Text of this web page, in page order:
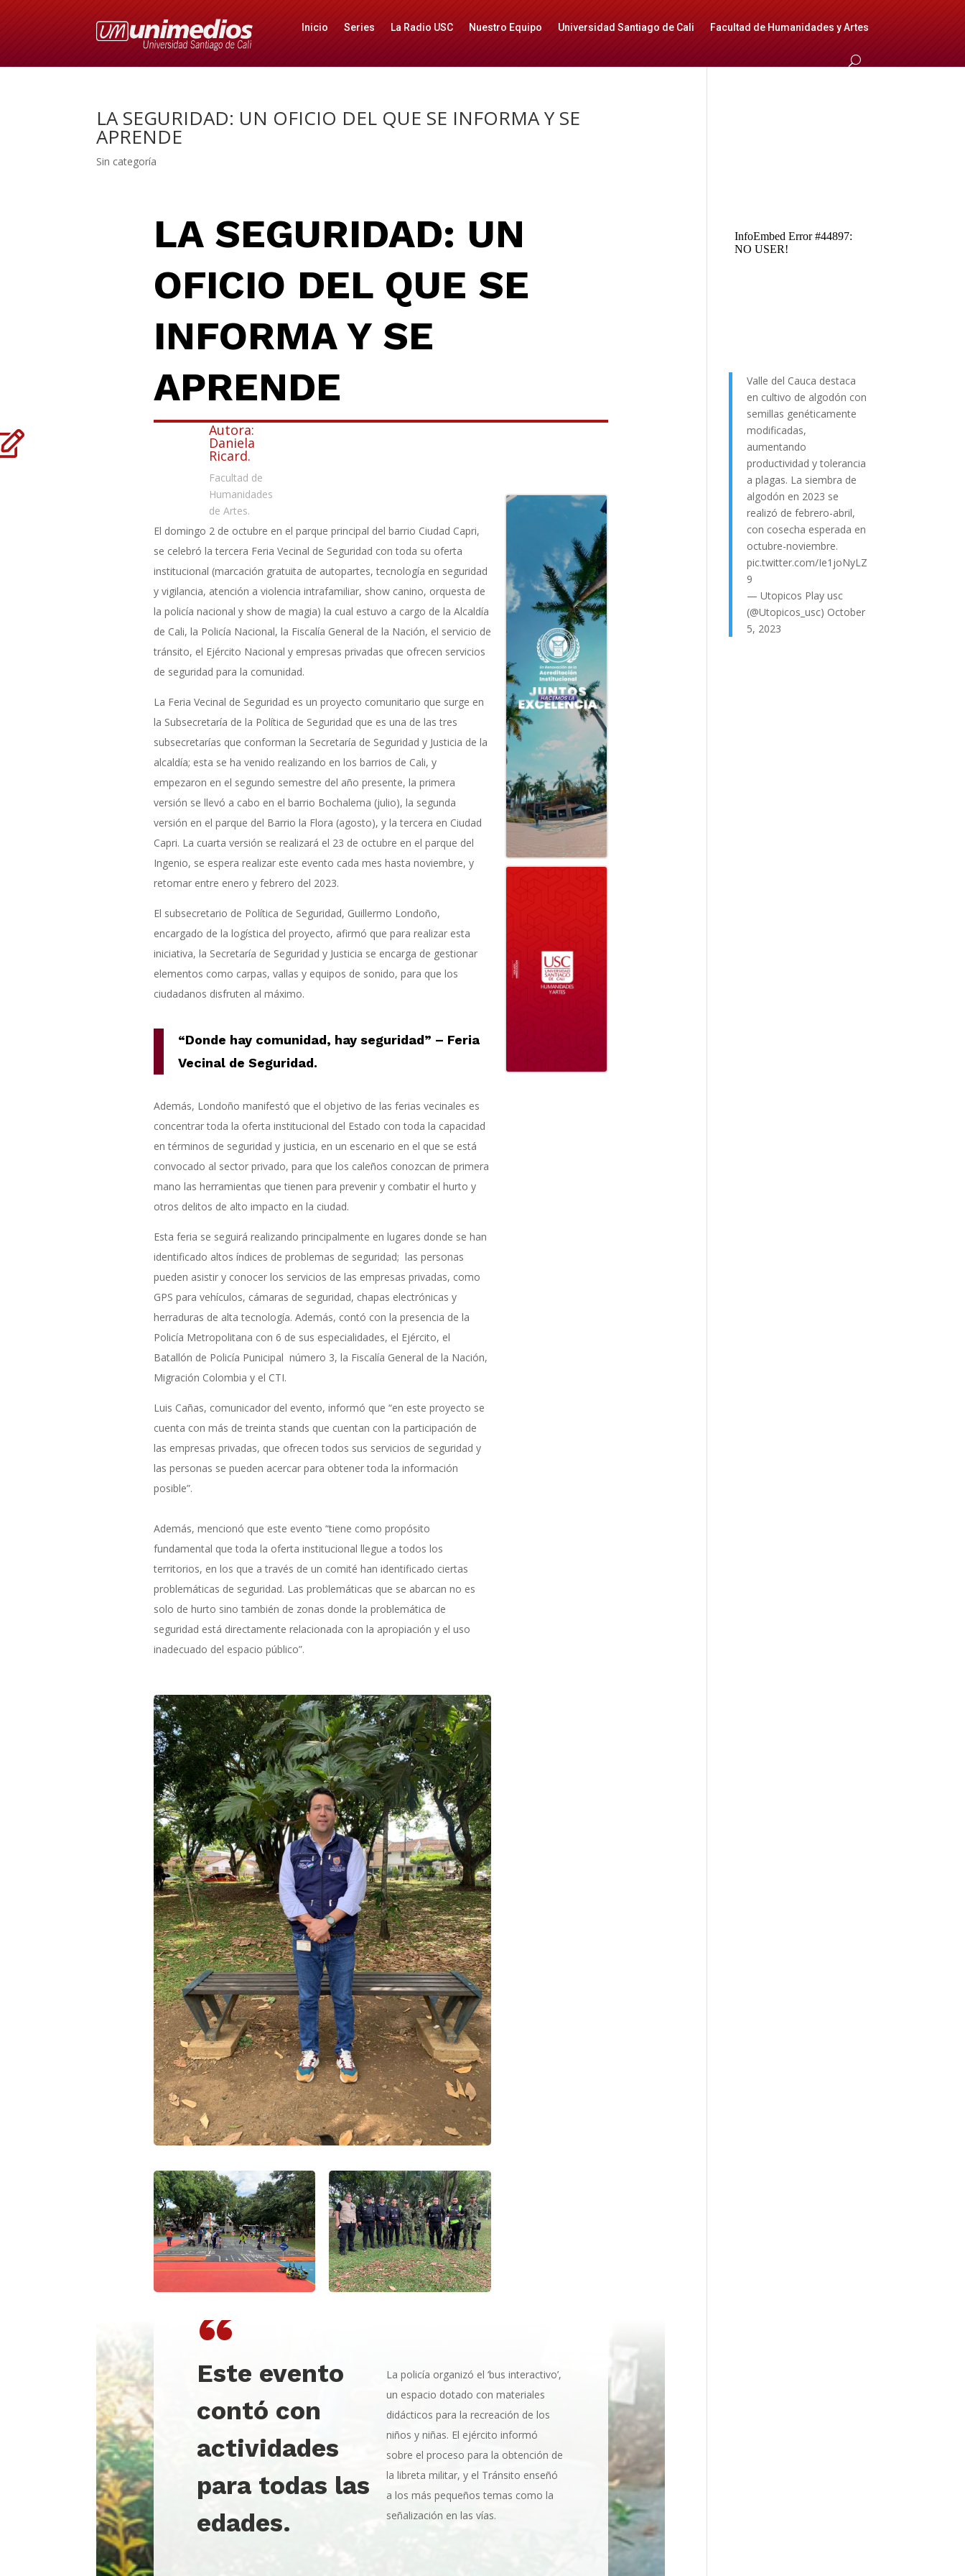
Inicio Series La Radio USC Nuestro Equipo Universidad Santiago de Cali Facultad de Humanidades y Artes
LA SEGURIDAD: UN OFICIO DEL QUE SE INFORMA Y SE
APRENDE
Sin categoría
LA SEGURIDAD: UN
OFICIO DEL QUE SE
INFORMA Y SE
APRENDE
Autora:
Daniela
Ricard.
Facultad de
Humanidades
de Artes.
El domingo 2 de octubre en el parque principal del barrio Ciudad Capri,
se celebró la tercera Feria Vecinal de Seguridad con toda su oferta
institucional (marcación gratuita de autopartes, tecnología en seguridad
y vigilancia, atención a violencia intrafamiliar, show canino, orquesta de
la policía nacional y show de magia) la cual estuvo a cargo de la Alcaldía
de Cali, la Policía Nacional, la Fiscalía General de la Nación, el servicio de
tránsito, el Ejército Nacional y empresas privadas que ofrecen servicios
de seguridad para la comunidad.
La Feria Vecinal de Seguridad es un proyecto comunitario que surge en
la Subsecretaría de la Política de Seguridad que es una de las tres
subsecretarías que conforman la Secretaría de Seguridad y Justicia de la
alcaldía; esta se ha venido realizando en los barrios de Cali, y
empezaron en el segundo semestre del año presente, la primera
versión se llevó a cabo en el barrio Bochalema (julio), la segunda
versión en el parque del Barrio la Flora (agosto), y la tercera en Ciudad
Capri. La cuarta versión se realizará el 23 de octubre en el parque del
Ingenio, se espera realizar este evento cada mes hasta noviembre, y
retomar entre enero y febrero del 2023.
El subsecretario de Política de Seguridad, Guillermo Londoño,
encargado de la logística del proyecto, afirmó que para realizar esta
iniciativa, la Secretaría de Seguridad y Justicia se encarga de gestionar
elementos como carpas, vallas y equipos de sonido, para que los
ciudadanos disfruten al máximo.
“Donde hay comunidad, hay seguridad” – Feria
Vecinal de Seguridad.
Además, Londoño manifestó que el objetivo de las ferias vecinales es
concentrar toda la oferta institucional del Estado con toda la capacidad
en términos de seguridad y justicia, en un escenario en el que se está
convocado al sector privado, para que los caleños conozcan de primera
mano las herramientas que tienen para prevenir y combatir el hurto y
otros delitos de alto impacto en la ciudad.
Esta feria se seguirá realizando principalmente en lugares donde se han
identificado altos índices de problemas de seguridad; las personas
pueden asistir y conocer los servicios de las empresas privadas, como
GPS para vehículos, cámaras de seguridad, chapas electrónicas y
herraduras de alta tecnología. Además, contó con la presencia de la
Policía Metropolitana con 6 de sus especialidades, el Ejército, el
Batallón de Policía Punicipal número 3, la Fiscalía General de la Nación,
Migración Colombia y el CTI.
Luis Cañas, comunicador del evento, informó que “en este proyecto se
cuenta con más de treinta stands que cuentan con la participación de
las empresas privadas, que ofrecen todos sus servicios de seguridad y
las personas se pueden acercar para obtener toda la información
posible”.
Además, mencionó que este evento “tiene como propósito
fundamental que toda la oferta institucional llegue a todos los
territorios, en los que a través de un comité han identificado ciertas
problemáticas de seguridad. Las problemáticas que se abarcan no es
solo de hurto sino también de zonas donde la problemática de
seguridad está directamente relacionada con la apropiación y el uso
inadecuado del espacio público”.
“
Este evento
contó con
actividades
para todas las
edades.
La policía organizó el ‘bus interactivo’,
un espacio dotado con materiales
didácticos para la recreación de los
niños y niñas. El ejército informó
sobre el proceso para la obtención de
la libreta militar, y el Tránsito enseñó
a los más pequeños temas como la
señalización en las vías.
Valle del Cauca destaca
en cultivo de algodón con
semillas genéticamente
modificadas,
aumentando
productividad y tolerancia
a plagas. La siembra de
algodón en 2023 se
realizó de febrero-abril,
con cosecha esperada en
octubre-noviembre.
pic.twitter.com/Ie1joNyLZ
9
— Utopicos Play usc
(@Utopicos_usc) October
5, 2023